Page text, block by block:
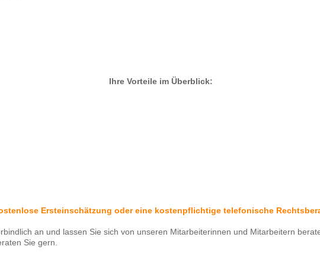
Ihre Vorteile im Überblick:
Ersteinschätzung oder eine kostenpflichtige telefonische
an und lassen Sie sich von unseren Mitarbeiterinnen und Mitarbeitern
Sie gern.